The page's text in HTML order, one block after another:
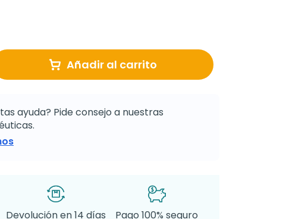
Añadir al carrito
ayuda? Pide consejo a nuestras
Devolución en 14 días
Pago 100% seguro